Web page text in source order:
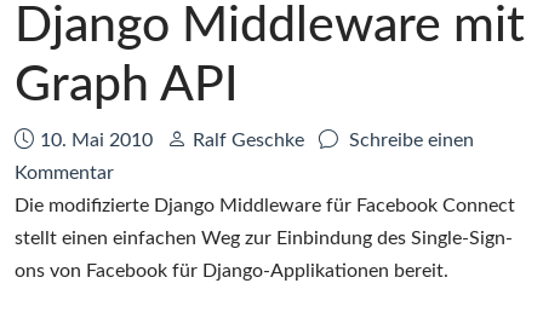
Django Middleware mit
Graph API
Datum:
10. Mai 2010 Autor:
Ralf Geschke
Schreibe einen
Kommentarzu
Facebook
Connect
Django
Die modifizierte Django Middleware für Facebook Connect
stellt einen einfachen Weg zur Einbindung des Single-Sign-
ons von Facebook für Django-Applikationen bereit.